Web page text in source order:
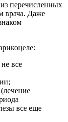
перечисленных
врача. Даже
все
все еще